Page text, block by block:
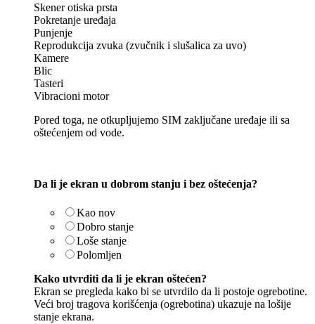
Skener otiska prsta
Pokretanje uređaja
Punjenje
Reprodukcija zvuka (zvučnik i slušalica za uvo)
Kamere
Blic
Tasteri
Vibracioni motor
Pored toga, ne otkupljujemo SIM zaključane uređaje ili sa
oštećenjem od vode.
Da li je ekran u dobrom stanju i bez oštećenja?
Kao nov
Dobro stanje
Loše stanje
Polomljen
Kako utvrditi da li je ekran oštećen?
Ekran se pregleda kako bi se utvrdilo da li postoje ogrebotine.
Veći broj tragova korišćenja (ogrebotina) ukazuje na lošije
stanje ekrana.